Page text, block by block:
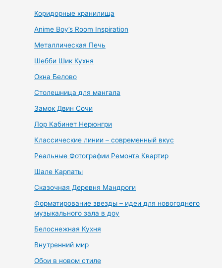
Коридорные хранилища
Anime Boy’s Room Inspiration
Металлическая Печь
Шебби Шик Кухня
Окна Белово
Столешница для мангала
Замок Двин Сочи
Лор Кабинет Нерюнгри
Классические линии – современный вкус
Реальные Фотографии Ремонта Квартир
Шале Карпаты
Сказочная Деревня Мандроги
Форматирование звезды – идеи для новогоднего
музыкального зала в доу
Белоснежная Кухня
Внутренний мир
Обои в новом стиле